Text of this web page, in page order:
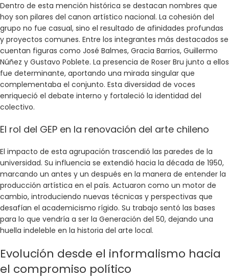
Dentro de esta mención histórica se destacan nombres que
hoy son pilares del canon artístico nacional. La cohesión del
grupo no fue casual, sino el resultado de afinidades profundas
y proyectos comunes. Entre los integrantes más destacados se
cuentan figuras como José Balmes, Gracia Barrios, Guillermo
Núñez y Gustavo Poblete. La presencia de Roser Bru junto a ellos
fue determinante, aportando una mirada singular que
complementaba el conjunto. Esta diversidad de voces
enriqueció el debate interno y fortaleció la identidad del
colectivo.
El rol del GEP en la renovación del arte chileno
El impacto de esta agrupación trascendió las paredes de la
universidad. Su influencia se extendió hacia la década de 1950,
marcando un antes y un después en la manera de entender la
producción artística en el país. Actuaron como un motor de
cambio, introduciendo nuevas técnicas y perspectivas que
desafían el academicismo rígido. Su trabajo sentó las bases
para lo que vendría a ser la Generación del 50, dejando una
huella indeleble en la historia del arte local.
Evolución desde el informalismo hacia
el compromiso político